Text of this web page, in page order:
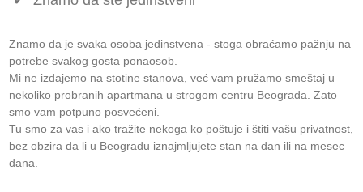
Znamo da je svaka osoba jedinstvena - stoga obraćamo pažnju na
potrebe svakog gosta ponaosob.
Mi ne izdajemo na stotine stanova, već vam pružamo smeštaj u
nekoliko probranih apartmana u strogom centru Beograda. Zato
smo vam potpuno posvećeni.
Tu smo za vas i ako tražite nekoga ko poštuje i štiti vašu privatnost,
bez obzira da li u Beogradu iznajmljujete stan na dan ili na mesec
dana.